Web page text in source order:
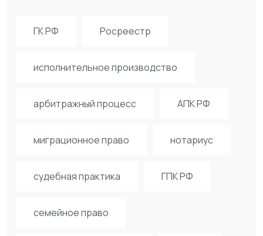
ГК РФ Росреестр
исполнительное производство
арбитражный процесс АПК РФ
миграционное право нотариус
судебная практика ГПК РФ
семейное право